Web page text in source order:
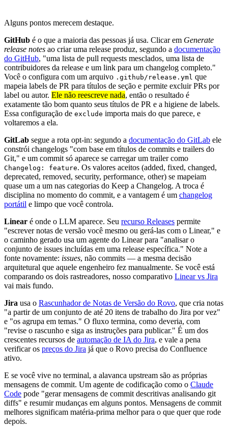
Alguns pontos merecem destaque.
GitHub é o que a maioria das pessoas já usa. Clicar em Generate
release notes ao criar uma release produz, segundo a documentação
do GitHub, "uma lista de pull requests mesclados, uma lista de
contribuidores da release e um link para um changelog completo."
Você o configura com um arquivo .github/release.yml que
mapeia labels de PR para títulos de seção e permite excluir PRs por
label ou autor. Ele não reescreve nada, então o resultado é
exatamente tão bom quanto seus títulos de PR e a higiene de labels.
Essa configuração de exclude importa mais do que parece, e
voltaremos a ela.
GitLab segue a rota opt-in: segundo a documentação do GitLab ele
constrói changelogs "com base em títulos de commits e trailers do
Git," e um commit só aparece se carregar um trailer como
Changelog: feature. Os valores aceitos (added, fixed, changed,
deprecated, removed, security, performance, other) se mapeiam
quase um a um nas categorias do Keep a Changelog. A troca é
disciplina no momento do commit, e a vantagem é um changelog
portátil e limpo que você controla.
Linear é onde o LLM aparece. Seu recurso Releases permite
"escrever notas de versão você mesmo ou gerá-las com o Linear," e
o caminho gerado usa um agente do Linear para "analisar o
conjunto de issues incluídas em uma release específica." Note a
fonte novamente: issues, não commits — a mesma decisão
arquitetural que aquele engenheiro fez manualmente. Se você está
comparando os dois rastreadores, nosso comparativo Linear vs Jira
vai mais fundo.
Jira usa o Rascunhador de Notas de Versão do Rovo, que cria notas
"a partir de um conjunto de até 20 itens de trabalho do Jira por vez"
e "os agrupa em temas." O fluxo termina, como deveria, com
"revise o rascunho e siga as instruções para publicar." É um dos
crescentes recursos de automação de IA do Jira, e vale a pena
verificar os preços do Jira já que o Rovo precisa do Confluence
ativo.
E se você vive no terminal, a alavanca upstream são as próprias
mensagens de commit. Um agente de codificação como o Claude
Code pode "gerar mensagens de commit descritivas analisando git
diffs" e resumir mudanças em alguns pontos. Mensagens de commit
melhores significam matéria-prima melhor para o que quer que rode
depois.